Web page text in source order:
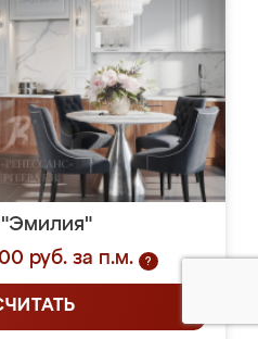
"Эмилия"
руб. за п.м.
?